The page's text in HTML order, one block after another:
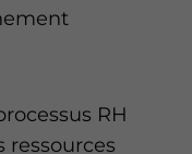
RH
ressources